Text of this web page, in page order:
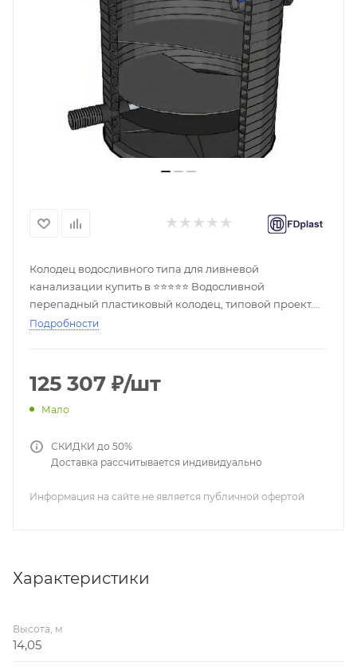
Колодец водосливного типа для ливневой
канализации купить в ⭐⭐⭐⭐⭐ Водосливной
перепадный пластиковый колодец, типовой проект.
Размеры и цены. Производство. Выгодные цены.100%
Подробности
125 307 ₽/шт
Мало
СКИДКИ до 50%
Доставка рассчитывается индивидуально
Информация на сайте не является публичной офертой
Характеристики
Высота, м
14,05